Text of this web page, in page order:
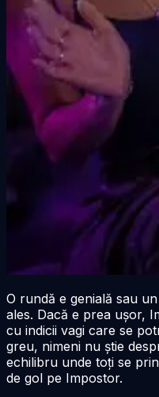
O rundă e genială sau
ales. Dacă e prea ușor,
cu indicii vagi care se
greu, nimeni nu știe
echilibru unde toți se
de gol pe Impostor.